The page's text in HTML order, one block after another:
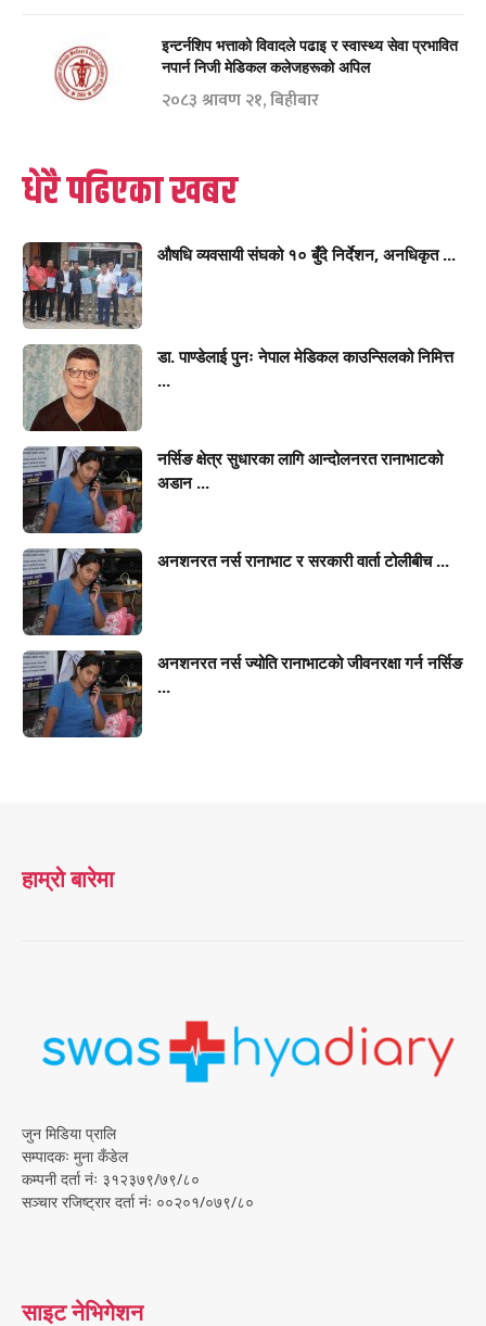
इन्टर्नशिप भत्ताको विवादले पढाइ र स्वास्थ्य सेवा प्रभावित
नपार्न निजी मेडिकल कलेजहरूको अपिल
२०८३ श्रावण २१, बिहीबार
धेरै पढिएका खबर
औषधि व्यवसायी संघको १० बुँदे निर्देशन, अनधिकृत ...
डा. पाण्डेलाई पुनः नेपाल मेडिकल काउन्सिलको निमित्त
...
नर्सिङ क्षेत्र सुधारका लागि आन्दोलनरत रानाभाटको
अडान ...
अनशनरत नर्स रानाभाट र सरकारी वार्ता टोलीबीच ...
अनशनरत नर्स ज्योति रानाभाटको जीवनरक्षा गर्न नर्सिङ
...
हाम्रो बारेमा
जुन मिडिया प्रालि
सम्पादकः मुना कँडेल
कम्पनी दर्ता नंः ३१२३७९/७९/८०
सञ्चार रजिष्ट्रार दर्ता नंः ००२०१/०७९/८०
साइट नेभिगेशन